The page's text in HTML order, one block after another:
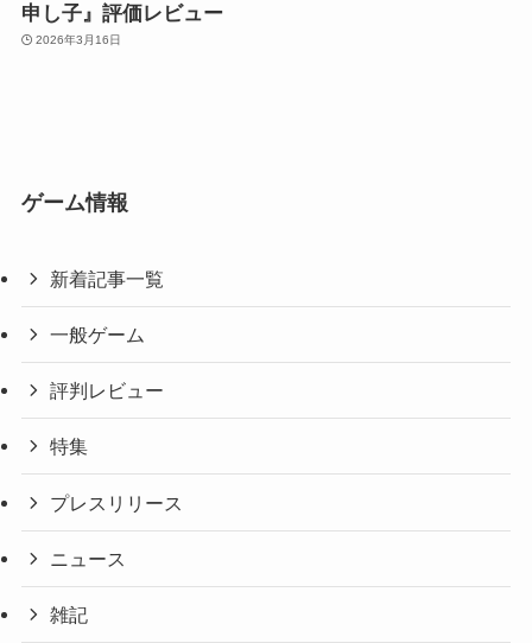
申し子』評価レビュー
2026年3月16日
ゲーム情報
新着記事一覧
一般ゲーム
評判レビュー
特集
プレスリリース
ニュース
雑記